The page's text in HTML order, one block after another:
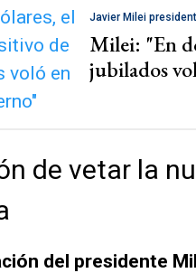
Javier Milei
Milei: "En
jubilados
de vetar la
del presidente